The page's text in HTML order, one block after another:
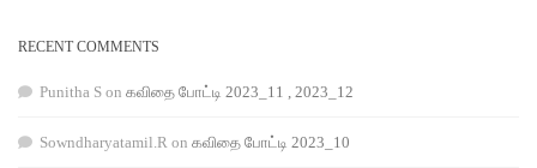
RECENT COMMENTS
Punitha S on கவிதை போட்டி 2023_11 , 2023_12
Sowndharyatamil.R on கவிதை போட்டி 2023_10